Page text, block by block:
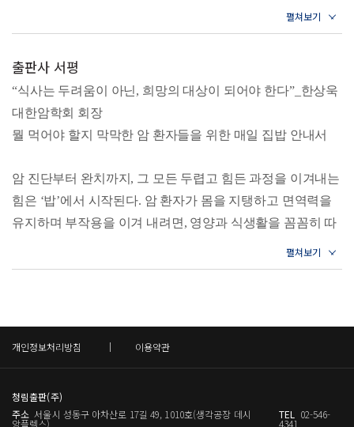
[증상 9] 계속 토해요
[증상 10] 입안과 목이 쓰리고 아파요
들기름막국수 | 비프리소토 | 게살수프
레몬소스 생연어구이 | 마를 올린 닭고기냉채 | 맑은 대구탕
[증상 12] 음식 맛이 변했어요
[증상 13] 음식 냄새에 예민해졌어요
3. 매일 밥상을 위한 만능 국과 반찬
볶음 | 돼지고기가지볶음 | 도라지나물 | 가지나물 | 무나물 | 시
찌 | 오이장아찌 | 채소피클 | 연근피클 | 매실청 & 매실장아찌
무침 | 동치미 | 배추겉절이 | 오이겉절이 | 시골된장찌개 | 순두
부달걀탕 | 김치찌개 | 콩나물냉국
4. 참 쉽고, 참 맛있고, 참 건강한 디저트
팬케이크 & 사과절임 | 대파스콘 | 팥두유 | 오곡연두부셰이크
검사, 치료, 치료 후 삶의 질 관리로 이어지는 전 과정을 신속
하고 정확하게 시행하고 있다.
삼성웰스토리
삼성웰스토리는 40년이 넘는 식음서비스의 오랜 전문성과
노하우를 바탕으로 오피스·산업체·대학교·골프장·군부대 등
다양한 고객 특성에 맞춰 하루 70만 끼의 식사를 제공하는 글
양병원에서 과학적 메뉴 설계로 환자들의 회복을 돕고, 기업
에선 임직원들의 건강 개선을 위한 프로그램을 운영하는 등
단순 식사 제공을 넘어 삶의 질을 높이는 헬스케어 솔루션을
출판사 서평
“식사는 두려움이 아닌, 희망의 대상이 되어야 한다”_한상욱
대한암학회 회장
뭘 먹어야 할지 막막한 암 환자들을 위한 매일 집밥 안내서
암 진단부터 완치까지, 그 모든 두렵고 힘든 과정을 이겨내는
힘은 ‘밥’에서 시작된다. 암 환자가 몸을 지탱하고 면역력을
유지하며 부작용을 이겨 내려면, 영양과 식생활을 꼼꼼히 따
져보아야 한다. 하지만 세상에 워낙 많은 불확실한 정보가 범
람하다 보니, “무엇을 먹어야 하나요?”, “유튜브에선 먹지 말
항암 치료로 인한 각종 증상들이 식사를 더욱 어렵고 위축되
마음에 ‘안전한 음식’에 대한 믿을 만한 정보를 찾는 일이 숙
제처럼 느껴진다.
개인정보처리방침 이용약관
청림출판(주)
주소 서울시 성동구 아차산로 17길 49, 1010호(생각공장 데시
앙플렉스)
TEL 02-546-
4341